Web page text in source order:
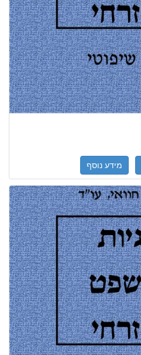
מידע נוסף